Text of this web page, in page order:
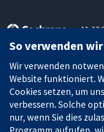
Zuverlässige
Evidenz
Informierte
Entscheidungen
Bessere
Gesundheit
11-13
Square
So verwenden
Wir verwenden
Website funktioniert.
Cookies setzen, um
verbessern. Solche
nur, wenn Sie dies